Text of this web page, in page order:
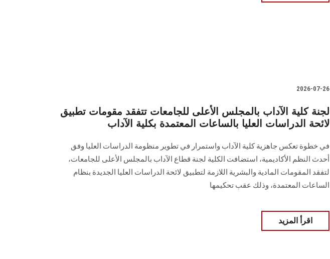
2026-07-26
لجنة كلية الآداب بالمجلس الأعلى للجامعات تتفقد مقومات تطبيق
لائحة الدراسات العليا بالساعات المعتمدة بكلية الآداب
في خطوة تعكس جاهزية كلية الآداب واستمرار في تطوير منظومة الدراسات العليا وفق
أحدث النظم الأكاديمية، استضافت الكلية لجنة قطاع الآداب بالمجلس الأعلى للجامعات،
لتفقد المقومات المادية والبشرية اللازمة لتطبيق لائحة الدراسات العليا الجديدة بنظام
الساعات المعتمدة، وذلك عقب تحكيمها
اقرأ المزيد